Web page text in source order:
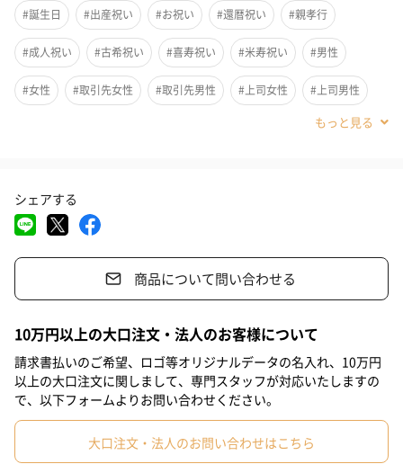
感謝の気持ちを何十年後かに感じて欲しい、そんな想いから可愛
いお子様の握り方を残す為に生まれました。
マギーカップカップは、ひとりひとりの握り型をとって、天然木
（高樹齢広葉樹）に彫り上げる、オーダーメイドでつくるマグカ
お母さんの還暦祝い、喜寿祝い、誕生日の祝い、二十歳の成人の
祝い、成人の方にも、片手のカタチであれば御作り出来ます。
このマギーカップカップは様々なイベント・記念日のギフトに使
岩手県産の北限山桜・樹齢80年以上の厳選された天然木を使い、
おかげ様でご好評をいただき、可愛いお子様たちの握り手形をマ
ギーカップに残し、成長過程のご家族の記録を大切に残すお手伝
いをして参りました。
#誕生日 #出産祝い #お祝い #還暦祝い #親孝行
#成人祝い #古希祝い #喜寿祝い #米寿祝い #男性
#女性 #取引先女性 #取引先男性 #上司女性 #上司男性
#兄
#妹 #女友達
#男友達 #20代前半
シェアする
商品について問い合わせる
10万円以上の大口注文・法人のお客様について
請求書払いのご希望、ロゴ等オリジナルデータの名入れ、10万円
以上の大口注文に関しまして、専門スタッフが対応いたしますの
で、以下フォームよりお問い合わせください。
大口注文・法人のお問い合わせはこちら